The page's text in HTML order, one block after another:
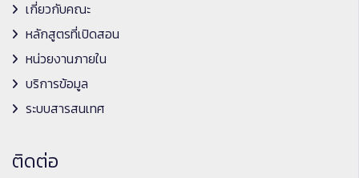
เกี่ยวกับคณะ
หลักสูตรที่เปิดสอน
หน่วยงานภายใน
บริการข้อมูล
ระบบสารสนเทศ
ติดต่อ